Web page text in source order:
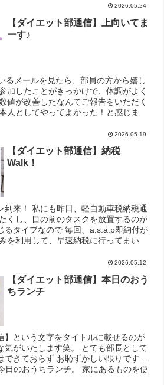
2026.05.24
【ダイエット部通信】上向いてま
ーす♪
るメールを見たら、部員の方から嬉し
加したことがきっかけで、体調がよく
値が改善したなんてご報告をいただく
人としてやってよかった！と感じま
2026.05.19
【ダイエット部通信】納税
Walk！
到来！ 私にも昨日、軽自動車税納税通
くし、目の前のタスクを放置するのが
るタイプなので 毎回、a.s.a.p即納付が
を利用して、早速納税に行ってまい
2026.05.12
【ダイエット部通信】本日のおう
ちランチ
】という文字をタイトルに載せるのが
気がいたします笑。 とても部長として
できておらず お恥ずかしい限りです…
日のおうちランチ。 家にあるものを使